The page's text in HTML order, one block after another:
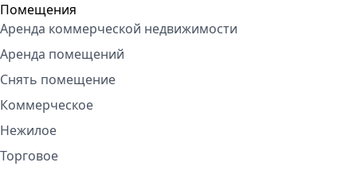
Помещения
Аренда коммерческой недвижимости
Аренда помещений
Снять помещение
Коммерческое
Нежилое
Торговое